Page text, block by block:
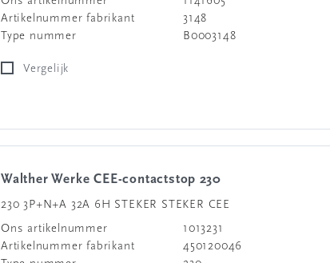
Artikelnummer fabrikant
3148
Type nummer
B0003148
Vergelijk
Walther Werke CEE-contactstop 230
230 3P+N+A 32A 6H STEKER STEKER CEE
Ons artikelnummer
1013231
Artikelnummer fabrikant
450120046